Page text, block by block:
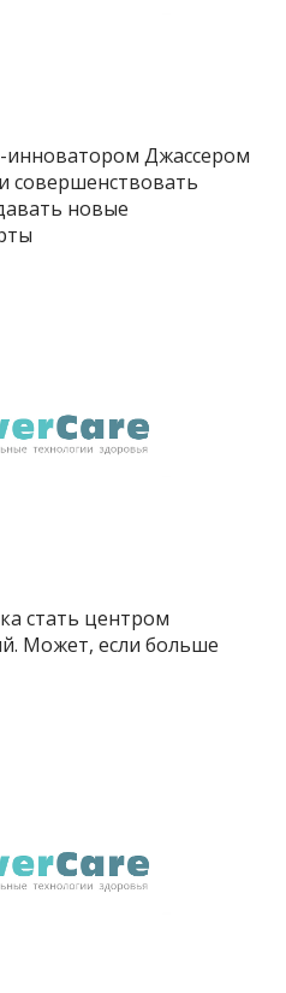
Джассером
новые
стать центром
Может, если больше